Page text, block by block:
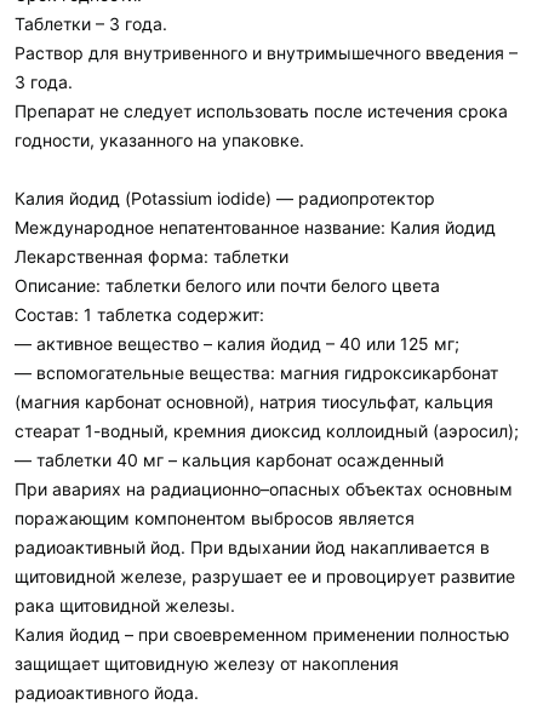
Таблетки – 3 года.
Раствор для внутривенного и внутримышечного введения –
3 года.
Препарат не следует использовать после истечения срока
годности, указанного на упаковке.
Калия йодид (Potassium iodide) — радиопротектор
Международное непатентованное название: Калия йодид
Лекарственная форма: таблетки
Описание: таблетки белого или почти белого цвета
Состав: 1 таблетка содержит:
— активное вещество – калия йодид – 40 или 125 мг;
— вспомогательные вещества: магния гидроксикарбонат
(магния карбонат основной), натрия тиосульфат, кальция
стеарат 1-водный, кремния диоксид коллоидный (аэросил);
— таблетки 40 мг – кальция карбонат осажденный
При авариях на радиационно–опасных объектах основным
поражающим компонентом выбросов является
радиоактивный йод. При вдыхании йод накапливается в
щитовидной железе, разрушает ее и провоцирует развитие
рака щитовидной железы.
Калия йодид – при своевременном применении полностью
защищает щитовидную железу от накопления
радиоактивного йода.